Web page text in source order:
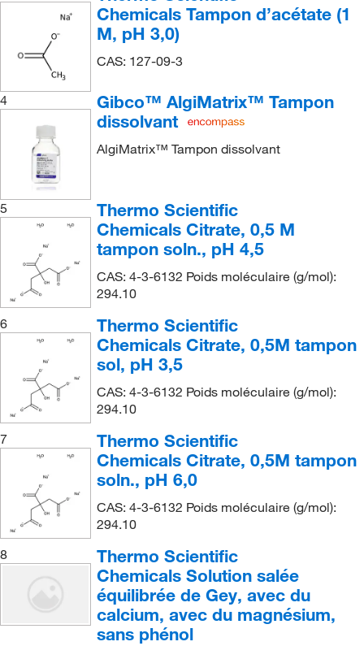
Chemicals Tampon d’acétate (1
M, pH 3,0)
CAS: 127-09-3
4
Gibco™ AlgiMatrix™ Tampon
dissolvant
AlgiMatrix™ Tampon dissolvant
5
Thermo Scientific
Chemicals Citrate, 0,5 M
tampon soln., pH 4,5
CAS: 4-3-6132 Poids moléculaire (g/mol):
294.10
6
Thermo Scientific
Chemicals Citrate, 0,5M tampon
sol, pH 3,5
CAS: 4-3-6132 Poids moléculaire (g/mol):
294.10
7
Thermo Scientific
Chemicals Citrate, 0,5M tampon
soln., pH 6,0
CAS: 4-3-6132 Poids moléculaire (g/mol):
294.10
8
Thermo Scientific
Chemicals Solution salée
équilibrée de Gey, avec du
calcium, avec du magnésium,
sans phénol